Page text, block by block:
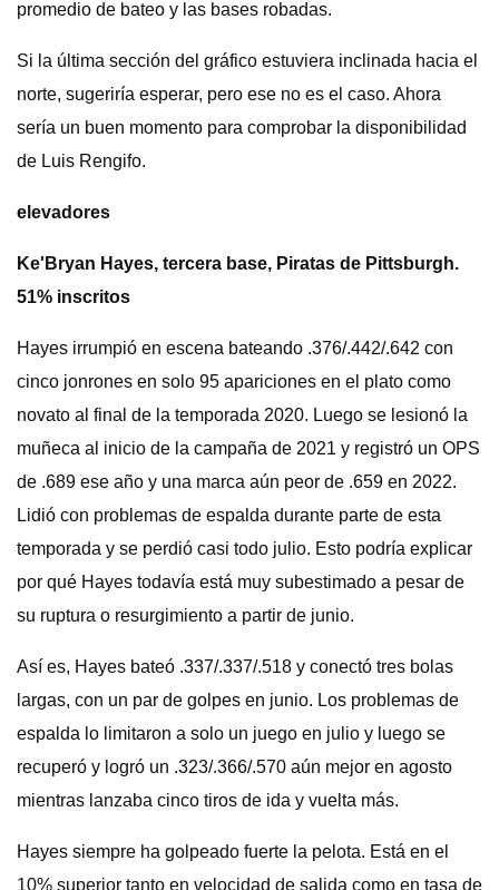
promedio de bateo y las bases robadas.
Si la última sección del gráfico estuviera inclinada hacia el
norte, sugeriría esperar, pero ese no es el caso. Ahora
sería un buen momento para comprobar la disponibilidad
de Luis Rengifo.
elevadores
Ke'Bryan Hayes, tercera base, Piratas de Pittsburgh.
51% inscritos
Hayes irrumpió en escena bateando .376/.442/.642 con
cinco jonrones en solo 95 apariciones en el plato como
novato al final de la temporada 2020. Luego se lesionó la
muñeca al inicio de la campaña de 2021 y registró un OPS
de .689 ese año y una marca aún peor de .659 en 2022.
Lidió con problemas de espalda durante parte de esta
temporada y se perdió casi todo julio. Esto podría explicar
por qué Hayes todavía está muy subestimado a pesar de
su ruptura o resurgimiento a partir de junio.
Así es, Hayes bateó .337/.337/.518 y conectó tres bolas
largas, con un par de golpes en junio. Los problemas de
espalda lo limitaron a solo un juego en julio y luego se
recuperó y logró un .323/.366/.570 aún mejor en agosto
mientras lanzaba cinco tiros de ida y vuelta más.
Hayes siempre ha golpeado fuerte la pelota. Está en el
10% superior tanto en velocidad de salida como en tasa de